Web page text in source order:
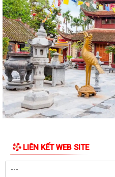
ĐẢNG ỦY XÃ VĨNH AM TỔ CHỨC
ĐẢNG ỦY!
XÃ VĨNH AM ĐẨY MẠNH TUYÊN
57-NQ/TW VÀ KẾ HOẠCH HÀNH
UBND XÃ VĨNH AM THAM DỰ HỘI
CÔNG TÁC ĐO ĐẠC, LẬP BẢN ĐỒ
ĐẢNG ỦY XÃ VĨNH AM TỔ CHỨC
CHUYÊN ĐỀ "CHI BỘ 35"
CỜ THÁNG 8 NĂM 2026.
QUYẾT ĐỊNH Về việc công bố thủ
LIÊN KẾT WEB SITE